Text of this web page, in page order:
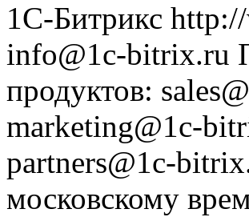
1С-Битрикс
info@1c-bitrix.ru
продуктов:
marketing@1c-
partners@1c-
московскому